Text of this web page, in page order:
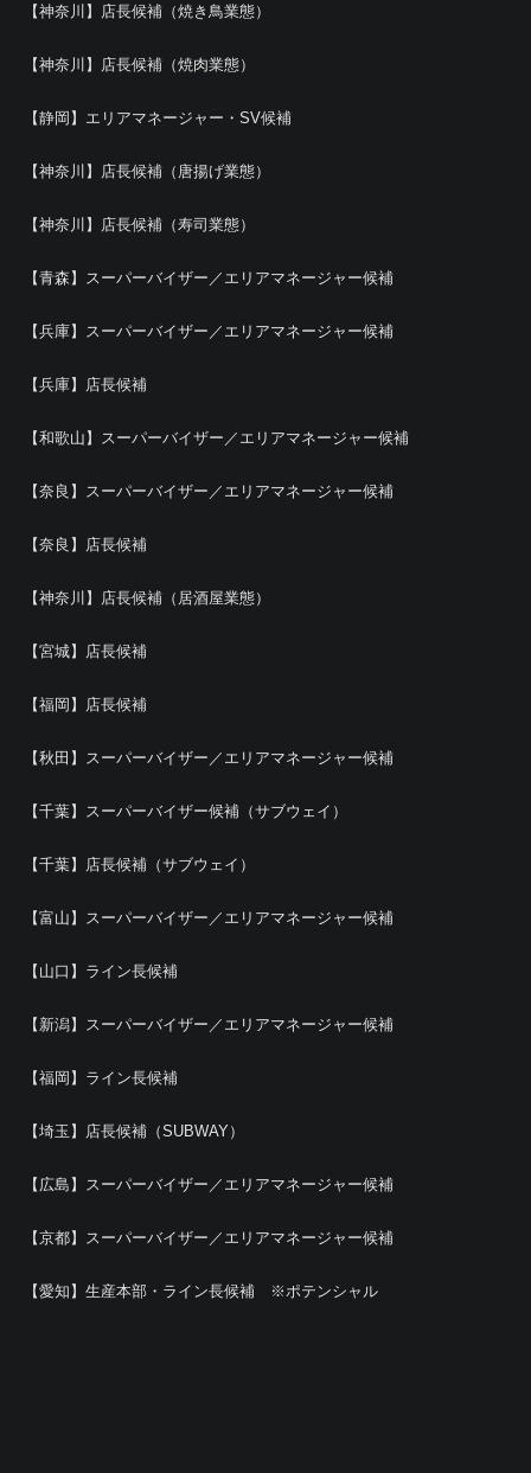
【神奈川】店長候補（焼き鳥業態）
【神奈川】店長候補（焼肉業態）
【静岡】エリアマネージャー・SV候補
【神奈川】店長候補（唐揚げ業態）
【神奈川】店長候補（寿司業態）
【青森】スーパーバイザー／エリアマネージャー候補
【兵庫】スーパーバイザー／エリアマネージャー候補
【兵庫】店長候補
【和歌山】スーパーバイザー／エリアマネージャー候補
【奈良】スーパーバイザー／エリアマネージャー候補
【奈良】店長候補
【神奈川】店長候補（居酒屋業態）
【宮城】店長候補
【福岡】店長候補
【秋田】スーパーバイザー／エリアマネージャー候補
【千葉】スーパーバイザー候補（サブウェイ）
【千葉】店長候補（サブウェイ）
【富山】スーパーバイザー／エリアマネージャー候補
【山口】ライン長候補
【新潟】スーパーバイザー／エリアマネージャー候補
【福岡】ライン長候補
【埼玉】店長候補（SUBWAY）
【広島】スーパーバイザー／エリアマネージャー候補
【京都】スーパーバイザー／エリアマネージャー候補
【愛知】生産本部・ライン長候補 ※ポテンシャル